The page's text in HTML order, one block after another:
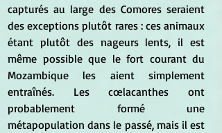
capturés au large des Comores seraient
des exceptions plutôt rares : ces animaux
étant plutôt des nageurs lents, il est
même possible que le fort courant du
Mozambique les aient simplement
entraînés. Les cœlacanthes ont
probablement formé une
métapopulation dans le passé, mais il est